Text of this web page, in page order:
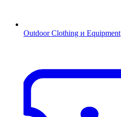
Outdoor Clothing и Equipment